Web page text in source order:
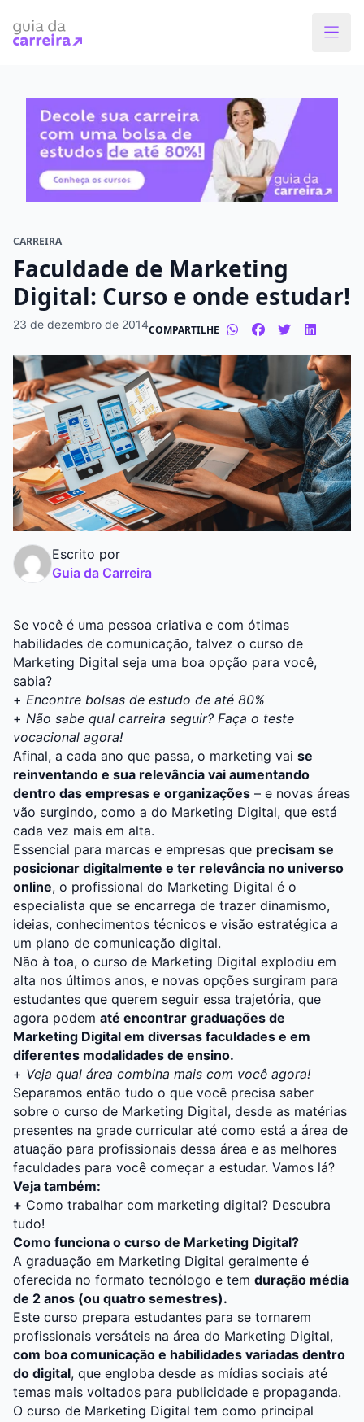
CARREIRA
Faculdade de Marketing
Digital: Curso e onde estudar!
23 de dezembro de 2014COMPARTILHE
Escrito por
Guia da Carreira
Se você é uma pessoa criativa e com ótimas
habilidades de comunicação, talvez o curso de
Marketing Digital seja uma boa opção para você,
sabia?
+ Encontre bolsas de estudo de até 80%
+ Não sabe qual carreira seguir? Faça o teste
vocacional agora!
Afinal, a cada ano que passa, o marketing vai se
reinventando e sua relevância vai aumentando
dentro das empresas e organizações – e novas áreas
vão surgindo, como a do Marketing Digital, que está
cada vez mais em alta.
Essencial para marcas e empresas que precisam se
posicionar digitalmente e ter relevância no universo
online, o profissional do Marketing Digital é o
especialista que se encarrega de trazer dinamismo,
ideias, conhecimentos técnicos e visão estratégica a
um plano de comunicação digital.
Não à toa, o curso de Marketing Digital explodiu em
alta nos últimos anos, e novas opções surgiram para
estudantes que querem seguir essa trajetória, que
agora podem até encontrar graduações de
Marketing Digital em diversas faculdades e em
diferentes modalidades de ensino.
+ Veja qual área combina mais com você agora!
Separamos então tudo o que você precisa saber
sobre o curso de Marketing Digital, desde as matérias
presentes na grade curricular até como está a área de
atuação para profissionais dessa área e as melhores
faculdades para você começar a estudar. Vamos lá?
Veja também:
+ Como trabalhar com marketing digital? Descubra
tudo!
Como funciona o curso de Marketing Digital?
A graduação em Marketing Digital geralmente é
oferecida no formato tecnólogo e tem duração média
de 2 anos (ou quatro semestres).
Este curso prepara estudantes para se tornarem
profissionais versáteis na área do Marketing Digital,
com boa comunicação e habilidades variadas dentro
do digital, que engloba desde as mídias sociais até
temas mais voltados para publicidade e propaganda.
O curso de Marketing Digital tem como principal
Faça o curso dos sonhos
O que você quer estudar?
Modalidade preferida
Presencial
Tipo de formação
Graduação
Pós